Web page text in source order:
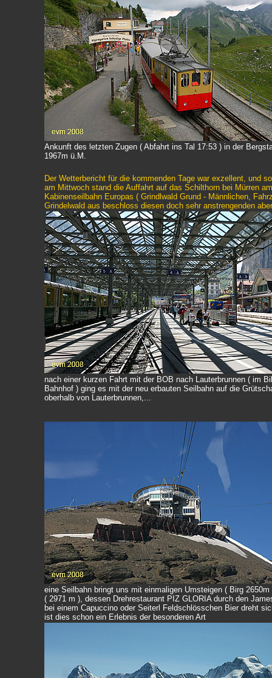
Ankunft des letzten Zugen ( Abfahrt ins Tal 17:53 ) in der
1967m ü.M.
Der Wetterbericht für die kommenden Tage war exzellent, und
am Mittwoch stand die Auffahrt auf das Schilthorn bei Mürren
Kabinenseilbahn Europas ( Grindlwald Grund - Männlichen,
Grindelwald aus beschloss diesen doch sehr anstrengenden
nach einer kurzen Fahrt mit der BOB nach Lauterbrunnen ( im
Bahnhof ) ging es mit der neu erbauten Seilbahn auf die
oberhalb von Lauterbrunnen,...
eine Seilbahn bringt uns mit einmaligen Umsteigen ( Birg
( 2971 m ), dessen Drehrestaurant PIZ GLORIA durch den
bei einem Capuccino oder Seiterl Feldschlösschen Bier dreht
ist dies schon ein Erlebnis der besonderen Art